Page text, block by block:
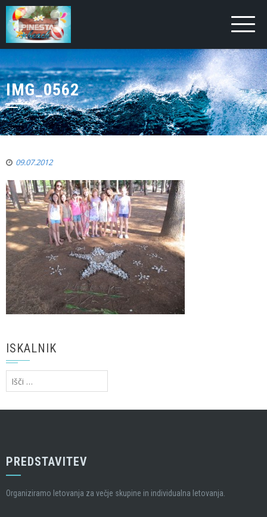
IMG_0562
09.07.2012
ISKALNIK
Išči:
PREDSTAVITEV
Organiziramo letovanja za večje skupine in individualna letovanja.